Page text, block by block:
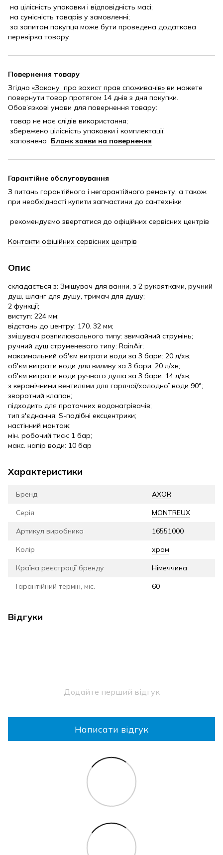
на цілісність упаковки і відповідність масі;
на сумісність товарів у замовленні;
за запитом покупця може бути проведена додаткова
перевірка товару.
Повернення товару
Згідно «Закону про захист прав споживачів» ви можете
повернути товар протягом 14 днів з дня покупки.
Обов’язкові умови для повернення товару:
товар не має слідів використання;
збережено цілісність упаковки і комплектації;
заповнено Бланк заяви на повернення
Гарантійне обслуговування
З питань гарантійного і негарантійного ремонту, а також
при необхідності купити запчастини до сантехніки
рекомендуємо звертатися до офіційних сервісних центрів
Контакти офіційних сервісних центрів
Опис
складається з: Змішувач для ванни, з 2 рукоятками, ручний
душ, шланг для душу, тримач для душу;
2 функції;
виступ: 224 мм;
відстань до центру: 170. 32 мм;
змішувач розпилювального типу: звичайний струмінь;
ручний душ струменевого типу: RainAir;
максимальний об'єм витрати води за 3 бари: 20 л/хв;
об'єм витрати води для виливу за 3 бари: 20 л/хв;
об'єм витрати води ручного душа за 3 бари: 14 л/хв;
з керамічними вентилями для гарячої/холодної води 90°;
зворотний клапан;
підходить для проточних водонагрівачів;
тип з'єднання: S-подібні ексцентрики;
настінний монтаж;
мін. робочий тиск: 1 бар;
макс. напір води: 10 бар
Характеристики
Бренд AXOR
Серія MONTREUX
Артикул виробника 16551000
Колір хром
Країна реєстрації бренду Німеччина
Гарантійний термін, міс. 60
Відгуки
Додайте перший відгук
Написати відгук